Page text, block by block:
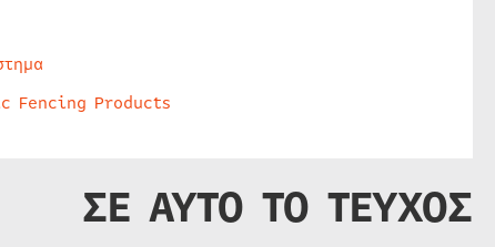
Fencing Products
ΣΕ ΑΥΤΟ ΤΟ ΤΕΥΧΟΣ